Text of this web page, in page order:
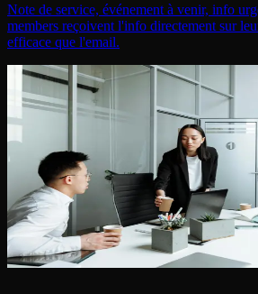
Note de service, événement à venir, info
members reçoivent l'info directement sur
efficace que l'email.